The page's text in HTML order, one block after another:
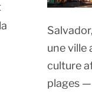
une ville
culture
plages